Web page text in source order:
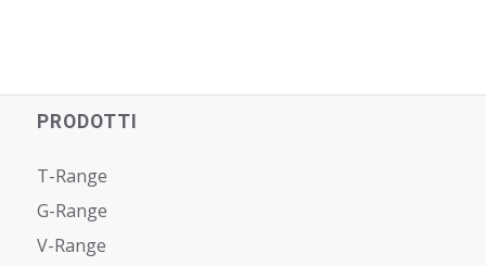
PRODOTTI
T-Range
G-Range
V-Range